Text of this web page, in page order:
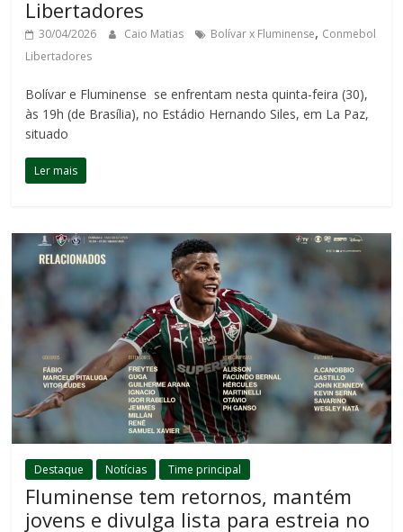
Libertadores
30/04/2026 Caio Matias Bolívar x Fluminense, Conmebol
Libertadores
Bolívar e Fluminense se enfrentam nesta quinta-feira (30),
às 19h (de Brasília), no Estádio Hernando Siles, em La Paz,
situado
Ler mais
Destaque Notícias Time principal
Fluminense tem retornos, mantém
jovens e divulga lista para estreia no